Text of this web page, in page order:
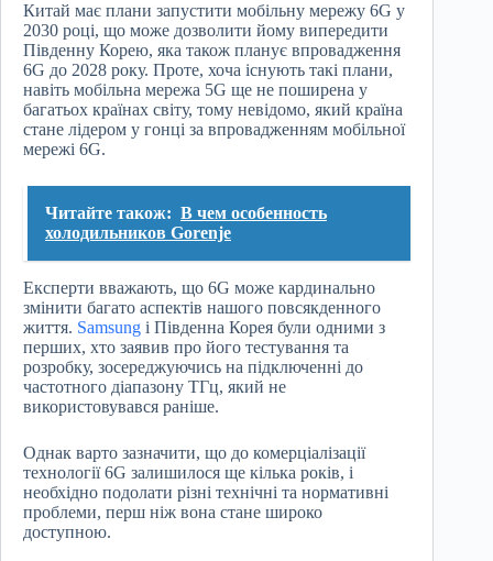
Китай має плани запустити мобільну мережу 6G у
2030 році, що може дозволити йому випередити
Південну Корею, яка також планує впровадження
6G до 2028 року. Проте, хоча існують такі плани,
навіть мобільна мережа 5G ще не поширена у
багатьох країнах світу, тому невідомо, який країна
стане лідером у гонці за впровадженням мобільної
мережі 6G.
Читайте також: В чем особенность
холодильников Gorenje
Експерти вважають, що 6G може кардинально
змінити багато аспектів нашого повсякденного
життя. Samsung і Південна Корея були одними з
перших, хто заявив про його тестування та
розробку, зосереджуючись на підключенні до
частотного діапазону ТГц, який не
використовувався раніше.
Однак варто зазначити, що до комерціалізації
технології 6G залишилося ще кілька років, і
необхідно подолати різні технічні та нормативні
проблеми, перш ніж вона стане широко
доступною.